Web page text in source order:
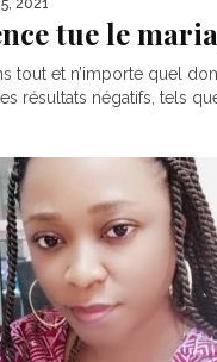
2021
tue le
tout et n’importe quel
résultats négatifs, tels